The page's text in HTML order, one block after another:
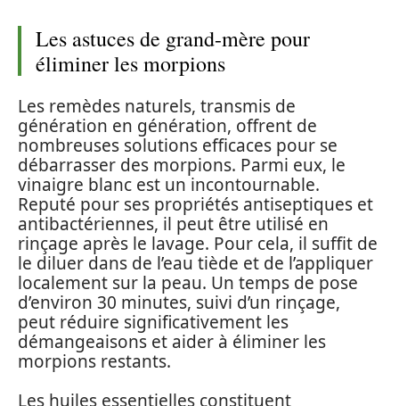
Les astuces de grand-mère pour
éliminer les morpions
Les remèdes naturels, transmis de
génération en génération, offrent de
nombreuses solutions efficaces pour se
débarrasser des morpions. Parmi eux, le
vinaigre blanc est un incontournable.
Reputé pour ses propriétés antiseptiques et
antibactériennes, il peut être utilisé en
rinçage après le lavage. Pour cela, il suffit de
le diluer dans de l’eau tiède et de l’appliquer
localement sur la peau. Un temps de pose
d’environ 30 minutes, suivi d’un rinçage,
peut réduire significativement les
démangeaisons et aider à éliminer les
morpions restants.
Les huiles essentielles constituent